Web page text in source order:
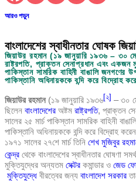
আরও পড়ুন
বাংলাদেশের স্বাধীনতার ঘোষক
জিয়াউর রহমান (১৯ জানুয়ারি ১৯৩৬ – ৩০
রাষ্ট্রপতি, প্রাক্তন সেনাপ্রধান এবং একজন
পাকিস্তান সামরিক বাহিনী বাঙালি
পাকিস্তানি অধিনায়ককে বন্দি করে বিদ্রোহ
জিয়াউর রহমান(১৯ জানুয়ারি ১৯৩৬ ২ – ৩০
ছিলেন বাংলাদেশের অষ্টম রাষ্ট্রপতি, প্রাক্তন
সালের ২৫ মার্চ পাকিস্তান সামরিক বাহিনী
পাকিস্তানি অধিনায়ককে বন্দি করে বিদ্রোহ
১৯৭১ সালের ২৭শে মার্চ তিনি শেখ মুজিবুর
কেন্দ্র থেকে বাংলাদেশের স্বাধীনতার ঘোষণা
মুক্তিযুদ্ধের অন্যতম সেক্টর কমান্ডার ও জেড
মুক্তিযুদ্ধে বীরত্বের জন্য বাংলাদেশ সরকার